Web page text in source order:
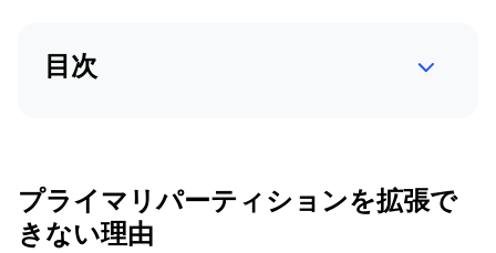
目次
プライマリパーティションを拡張で
きない理由